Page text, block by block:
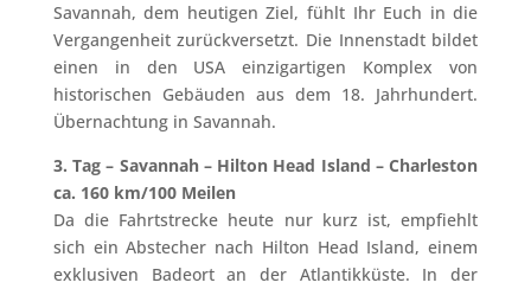
Savannah, dem heutigen Ziel, fühlt Ihr Euch in die
Vergangenheit zurückversetzt. Die Innenstadt bildet
einen in den USA einzigartigen Komplex von
historischen Gebäuden aus dem 18. Jahrhundert.
Übernachtung in Savannah.
3. Tag – Savannah – Hilton Head Island – Charleston
ca. 160 km/100 Meilen
Da die Fahrtstrecke heute nur kurz ist, empfiehlt
sich ein Abstecher nach Hilton Head Island, einem
exklusiven Badeort an der Atlantikküste. In der